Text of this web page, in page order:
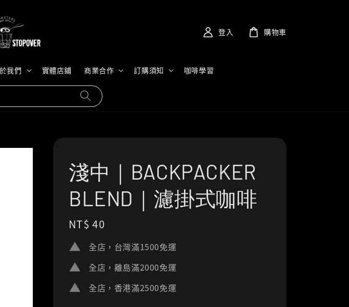
我們 實體店鋪 商業合作 訂購須知 咖啡學習
登入 購物車
淺中｜BACKPACKER
BLEND｜濾掛式咖啡
Regular
price
NT$ 40
全店，台灣滿1500免運
全店，離島滿2000免運
全店，香港滿2500免運